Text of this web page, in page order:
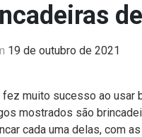
19 de outubro de 2021
muito sucesso ao usar
mostrados são
cada uma delas, com